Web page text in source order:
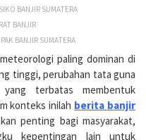
BANJIR SUMATERA
BANJIR
BANJIR SUMATERA
paling dominan di
tinggi, perubahan tata guna
terbatas membentuk
konteks inilah berita banjir
penting bagi masyarakat,
kepentingan lain untuk